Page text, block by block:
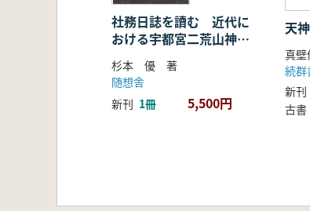
社務日誌を讀む 近代に
おける宇都宮二荒山神社
の基礎的研究・序章
杉本 優 著
随想舎
新刊 1冊 5,500円
天
続群
新刊
古書